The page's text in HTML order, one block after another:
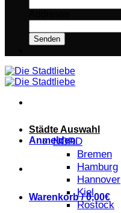
Senden
Anmelden
Warenkorb /0,00€
Städte Auswahl
NORD
Bremen
Hamburg
Hannover
Kiel
Rostock